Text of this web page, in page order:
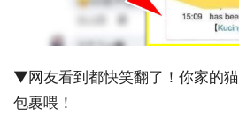
▼网友看到都快笑翻了！你家的
包裹喂！